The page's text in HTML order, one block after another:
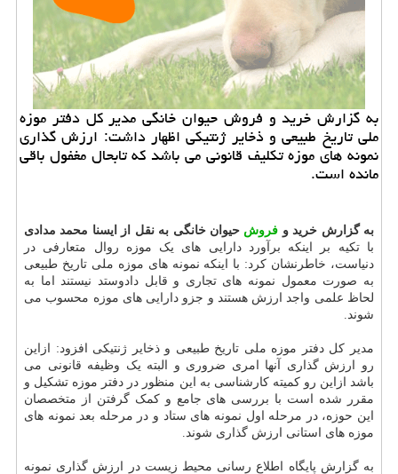
به گزارش خرید و فروش حیوان خانگی مدیر کل دفتر موزه
ملی تاریخ طبیعی و ذخایر ژنتیکی اظهار داشت: ارزش گذاری
نمونه های موزه تکلیف قانونی می باشد که تابحال مغفول باقی
مانده است.
به گزارش خرید و فروش حیوان خانگی به نقل از ایسنا محمد مدادی
با تکیه بر اینکه برآورد دارایی های یک موزه روال متعارفی در
دنیاست، خاطرنشان کرد: با اینکه نمونه های موزه ملی تاریخ طبیعی
به صورت معمول نمونه های تجاری و قابل دادوستد نیستند اما به
لحاظ علمی واجد ارزش هستند و جزو دارایی های موزه محسوب می
شوند.
مدیر کل دفتر موزه ملی تاریخ طبیعی و ذخایر ژنتیکی افزود: ازاین
رو ارزش گذاری آنها امری ضروری و البته یک وظیفه قانونی می
باشد ازاین رو کمیته کارشناسی به این منظور در دفتر موزه تشکیل و
مقرر شده است با بررسی های جامع و کمک گرفتن از متخصصان
این حوزه، در مرحله اول نمونه های ستاد و در مرحله بعد نمونه های
موزه های استانی ارزش گذاری شوند.
به گزارش پایگاه اطلاع رسانی محیط زیست در ارزش گذاری نمونه